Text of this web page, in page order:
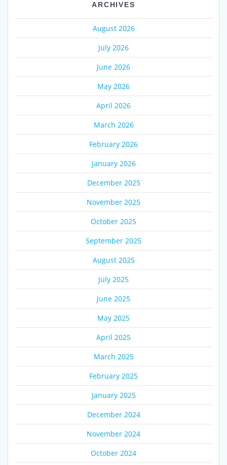
ARCHIVES
August 2026
July 2026
June 2026
May 2026
April 2026
March 2026
February 2026
January 2026
December 2025
November 2025
October 2025
September 2025
August 2025
July 2025
June 2025
May 2025
April 2025
March 2025
February 2025
January 2025
December 2024
November 2024
October 2024